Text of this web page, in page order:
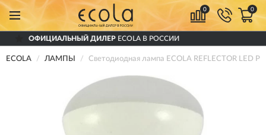
0 0
ДИЛЕРECOLA В РОССИИ
ECOLA ЛАМПЫ Светодиодная лампа ECOLA REFLECTOR LED